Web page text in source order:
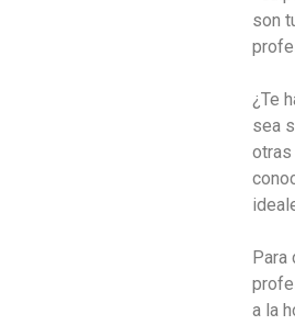
son
¿Te
sea
otras
a la